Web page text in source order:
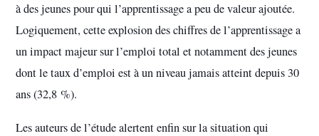
à des jeunes pour qui l’apprentissage a peu de valeur ajoutée.
Logiquement, cette explosion des chiffres de l’apprentissage a
un impact majeur sur l’emploi total et notamment des jeunes
dont le taux d’emploi est à un niveau jamais atteint depuis 30
ans (32,8 %).
Les auteurs de l’étude alertent enfin sur la situation qui